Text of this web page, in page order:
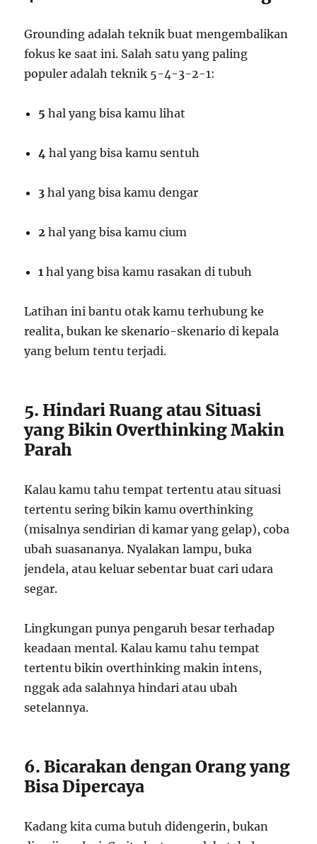
Grounding adalah teknik buat mengembalikan
fokus ke saat ini. Salah satu yang paling
populer adalah teknik 5-4-3-2-1:
5 hal yang bisa kamu lihat
4 hal yang bisa kamu sentuh
3 hal yang bisa kamu dengar
2 hal yang bisa kamu cium
1 hal yang bisa kamu rasakan di tubuh
Latihan ini bantu otak kamu terhubung ke
realita, bukan ke skenario-skenario di kepala
yang belum tentu terjadi.
5. Hindari Ruang atau Situasi
yang Bikin Overthinking Makin
Parah
Kalau kamu tahu tempat tertentu atau situasi
tertentu sering bikin kamu overthinking
(misalnya sendirian di kamar yang gelap), coba
ubah suasananya. Nyalakan lampu, buka
jendela, atau keluar sebentar buat cari udara
segar.
Lingkungan punya pengaruh besar terhadap
keadaan mental. Kalau kamu tahu tempat
tertentu bikin overthinking makin intens,
nggak ada salahnya hindari atau ubah
setelannya.
6. Bicarakan dengan Orang yang
Bisa Dipercaya
Kadang kita cuma butuh didengerin, bukan